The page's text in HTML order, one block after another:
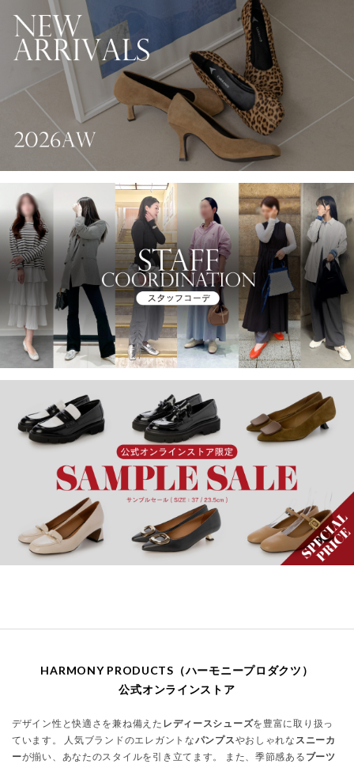
HARMONY PRODUCTS（ハーモニープロダクツ）
公式オンラインストア
デザイン性と快適さを兼ね備えた レディースシューズを豊富に取り扱っ
ています。 人気ブランドのエレガントなパンプスやおしゃれな スニーカ
ーが揃い、あなたのスタイルを引き立てます。 また、季節感ある ブーツ